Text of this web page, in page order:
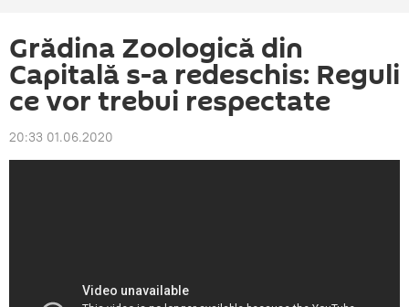
Grădina Zoologică din
Capitală s-a redeschis: Reguli
ce vor trebui respectate
20:33 01.06.2020